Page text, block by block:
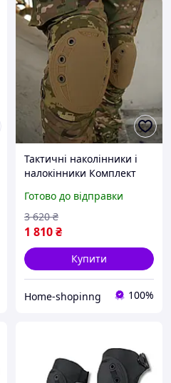
Тактичні наколінники і
налокінники Комплект
Готово до відправки
1 810₴
3 620 ₴
Купити
Home-shopinng 100%